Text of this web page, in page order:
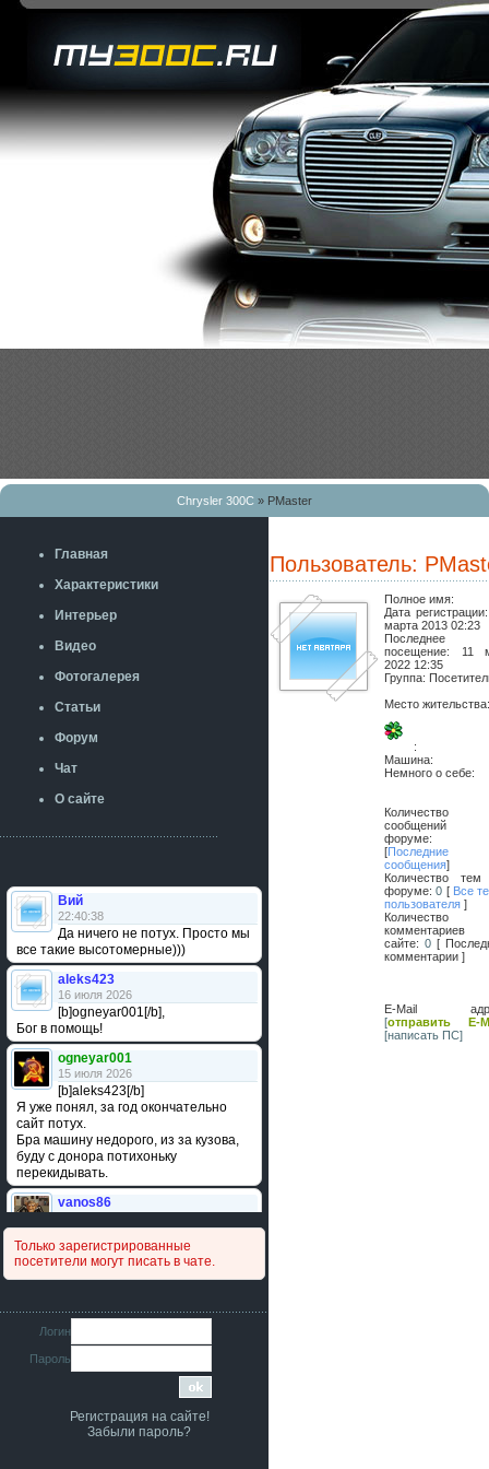
Chrysler 300C » PMaster
Главная
Характеристики
Интерьер
Видео
Фотогалерея
Статьи
Форум
Чат
О сайте
Вий
22:40:38
Да ничего не потух. Просто мы
все такие высотомерные)))
aleks423
16 июля 2026
[b]ogneyar001[/b],
Бог в помощь!
ogneyar001
15 июля 2026
[b]aleks423[/b]
Я уже понял, за год окончательно
сайт потух.
Бра машину недорого, из за кузова,
буду с донора потихоньку
перекидывать.
vanos86
сравнивал подушку акпп бензиновой и
дизельной машины намера
4578063AG и 4578061AG? По фото
iMrCoffeeBLR4
11 июля 2026
[b]era124[/b],
Ага понял буду знать спасибо
era124
7 июля 2026
Только зарегистрированные
посетители могут писать в чате.
Логин
Пароль
Регистрация на сайте!
Забыли пароль?
Пользователь:
Полное имя:
Дата
марта 2013 02:23
Последнее
посещение:
11
2022 12:35
Группа:
Место
:
Машина:
Немного о себе:
Количество
сообщений
[Последние
сообщения]
Количество
форуме:0 [ Все
пользователя ]
Количество
комментариев
сайте:0 [
комментарии ]
E-Mail
[отправить E-
[написать ПС]